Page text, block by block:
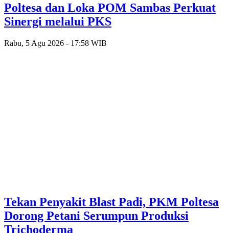
Poltesa dan Loka POM Sambas Perkuat
Sinergi melalui PKS
Rabu, 5 Agu 2026 - 17:58 WIB
Tekan Penyakit Blast Padi, PKM Poltesa
Dorong Petani Serumpun Produksi
Trichoderma